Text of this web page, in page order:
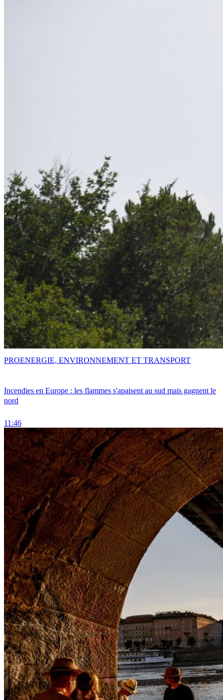
Incendies en Europe : les flammes s'apaisent au sud mais gagnent le
nord
11:46
PROENERGIE, ENVIRONNEMENT ET TRANSPORT